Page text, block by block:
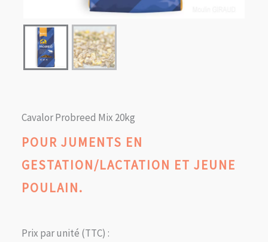
Cavalor Probreed Mix 20kg
POUR JUMENTS EN
GESTATION/LACTATION ET JEUNE
POULAIN.
Prix par unité (TTC) :